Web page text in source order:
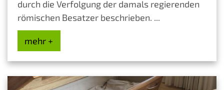
durch die Verfolgung der damals regierenden
römischen Besatzer beschrieben. ...
mehr +